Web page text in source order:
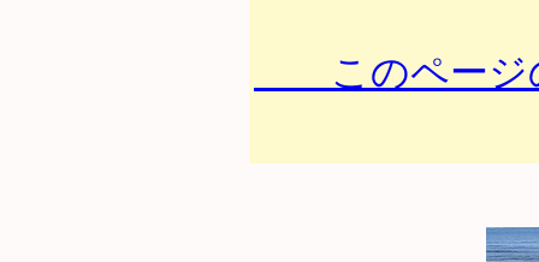
このページ